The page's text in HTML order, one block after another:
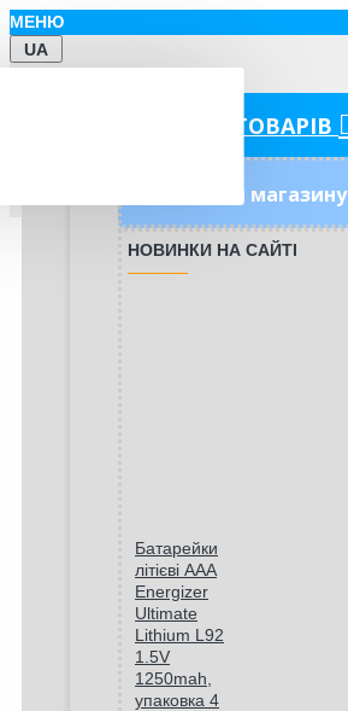
МЕНЮ
UA
КАТЕГОРІЇ ТОВАРІВ
Новинки магазину
НОВИНКИ НА САЙТІ
Батарейки
літієві ААA
Energizer
Ultimate
Lithium L92
1.5V
1250mah,
упаковка 4